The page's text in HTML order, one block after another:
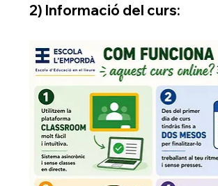
2) Informació del curs: